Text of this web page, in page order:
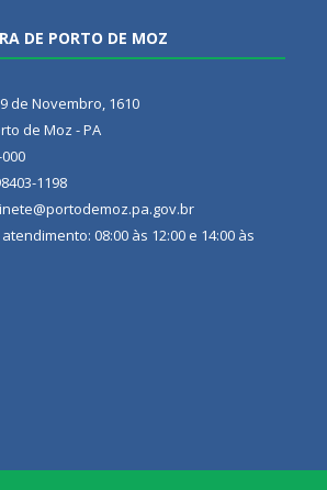
DE PORTO DE MOZ
de Novembro, 1610
de Moz - PA
1198
08:00 às 12:00 e 14:00 às